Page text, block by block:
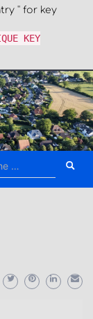
'' for key
KEY